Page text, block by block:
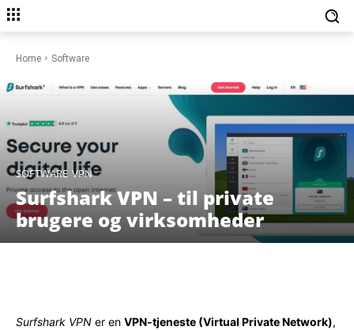
Home Software
SOFTWARE VPN
Surfshark VPN – til private
brugere og virksomheder
Surfshark VPN er en VPN-tjeneste (Virtual Private Network),